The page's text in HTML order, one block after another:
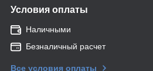
Условия оплаты
Наличными
Безналичный расчет
Все условия оплаты